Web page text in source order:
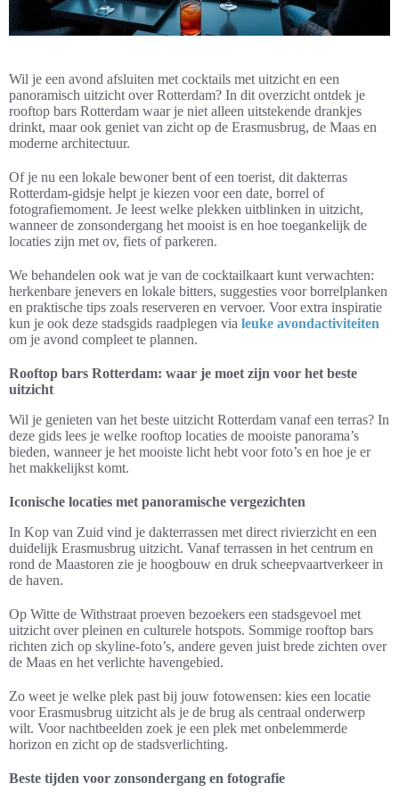
Wil je een avond afsluiten met cocktails met uitzicht en een
panoramisch uitzicht over Rotterdam? In dit overzicht ontdek je
rooftop bars Rotterdam waar je niet alleen uitstekende drankjes
drinkt, maar ook geniet van zicht op de Erasmusbrug, de Maas en
moderne architectuur.
Of je nu een lokale bewoner bent of een toerist, dit dakterras
Rotterdam-gidsje helpt je kiezen voor een date, borrel of
fotografiemoment. Je leest welke plekken uitblinken in uitzicht,
wanneer de zonsondergang het mooist is en hoe toegankelijk de
locaties zijn met ov, fiets of parkeren.
We behandelen ook wat je van de cocktailkaart kunt verwachten:
herkenbare jenevers en lokale bitters, suggesties voor borrelplanken
en praktische tips zoals reserveren en vervoer. Voor extra inspiratie
kun je ook deze stadsgids raadplegen via leuke avondactiviteiten
om je avond compleet te plannen.
Rooftop bars Rotterdam: waar je moet zijn voor het beste
uitzicht
Wil je genieten van het beste uitzicht Rotterdam vanaf een terras? In
deze gids lees je welke rooftop locaties de mooiste panorama’s
bieden, wanneer je het mooiste licht hebt voor foto’s en hoe je er
het makkelijkst komt.
Iconische locaties met panoramische vergezichten
In Kop van Zuid vind je dakterrassen met direct rivierzicht en een
duidelijk Erasmusbrug uitzicht. Vanaf terrassen in het centrum en
rond de Maastoren zie je hoogbouw en druk scheepvaartverkeer in
de haven.
Op Witte de Withstraat proeven bezoekers een stadsgevoel met
uitzicht over pleinen en culturele hotspots. Sommige rooftop bars
richten zich op skyline-foto’s, andere geven juist brede zichten over
de Maas en het verlichte havengebied.
Zo weet je welke plek past bij jouw fotowensen: kies een locatie
voor Erasmusbrug uitzicht als je de brug als centraal onderwerp
wilt. Voor nachtbeelden zoek je een plek met onbelemmerde
horizon en zicht op de stadsverlichting.
Beste tijden voor zonsondergang en fotografie